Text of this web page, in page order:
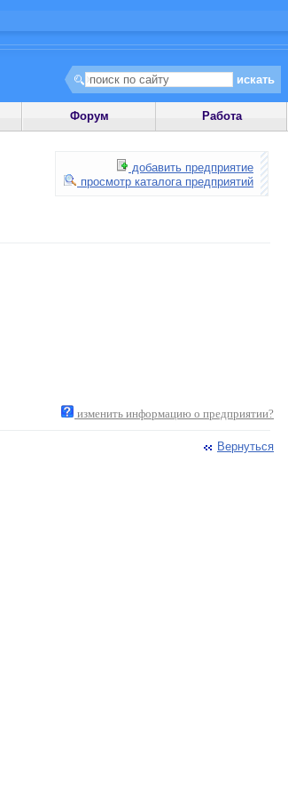
Форум Работа
добавить предприятие
просмотр каталога предприятий
изменить информацию о предприятии?
Вернуться